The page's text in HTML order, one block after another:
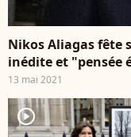
Nikos Aliagas fête
inédite et "pensée
13 mai 2021
player2